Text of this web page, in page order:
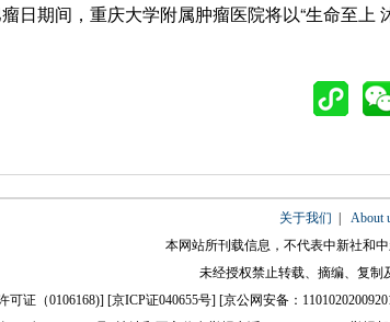
期间，重庆大学附属肿瘤医院将以“生命至上
关于我们 About
本网站所刊载信息，不代表中新社和
未经授权禁止转载、摘编、复制
可证（0106168)] [京ICP证040655号] [京公网安备：